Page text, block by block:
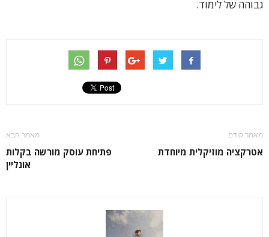
גבוהה של לימוד.
מאמר קודם
אטרקציה מוזיקלית מיוחדת
מאמר הבא
פתיחת עוסק מורשה בקלות
אונליין